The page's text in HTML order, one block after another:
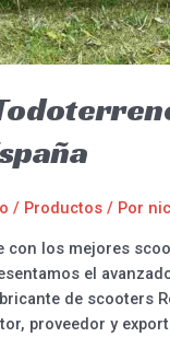
/ Productos / Por
con los mejores
el
de scooters
proveedor y